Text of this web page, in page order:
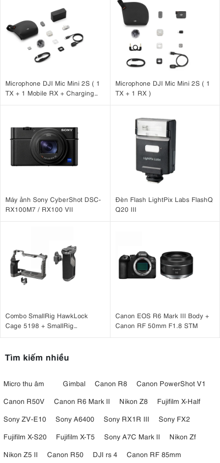
Microphone DJI Mic Mini 2S ( 1
TX + 1 Mobile RX + Charging
Microphone DJI Mic Mini 2S ( 1
TX + 1 RX )
Máy ảnh Sony CyberShot DSC-
RX100M7 / RX100 VII
Đèn Flash LightPix Labs FlashQ
Q20 III
Combo SmallRig HawkLock
Cage 5198 + SmallRig
Canon EOS R6 Mark III Body +
Canon RF 50mm F1.8 STM
Tìm kiếm nhiều
Micro thu âm Gimbal Canon R8
Canon PowerShot V1
Canon R50V
Canon R6 Mark II Nikon Z8
Fujifilm X-Half
Sony ZV-E10
Sony A6400 Sony RX1R III
Sony FX2
Fujifilm X-S20
Fujifilm X-T5 Sony A7C Mark II
Nikon Zf
Nikon Z5 II
Canon R50 DJI rs 4
Canon RF 85mm